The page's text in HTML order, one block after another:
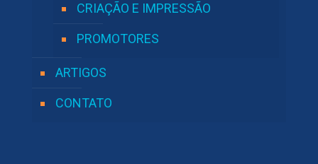
CRIAÇÃO E IMPRESSÃO
PROMOTORES
ARTIGOS
CONTATO